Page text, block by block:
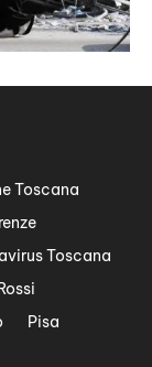
Toscana
Toscana
Pisa